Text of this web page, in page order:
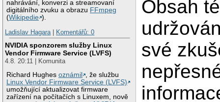
nahrávání, konverzi a streamovaní
digitálního zvuku a obrazu FFmpeg
(Wikipedie ).
Ladislav Hagara| Komentářů: 0
NVIDIA sponzorem služby Linux
Vendor Firmware Service (LVFS)
4.8. 20:11 | Komunita
Richard Hughesoznámil
, že službu
Linux Vendor Firmware Service (LVFS)
umožňující aktualizovat firmware
zařízení na počítačích s Linuxem, nově
Obsah
své